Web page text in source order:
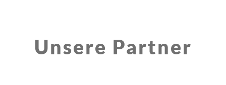
Unsere Partner